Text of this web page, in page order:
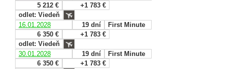
5 212 €
+1 783 €
odlet: Viedeň
16.01.2028
19 dní
First Minute
6 350 €
+1 783 €
odlet: Viedeň
30.01.2028
19 dní
First Minute
6 350 €
+1 783 €